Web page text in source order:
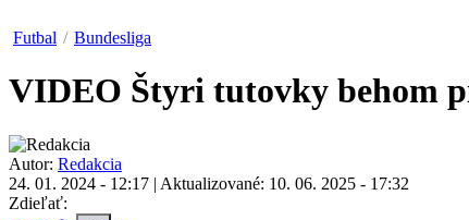
Futbal / Bundesliga
VIDEO Štyri tutovky behom
Autor: Redakcia
24. 01. 2024 - 12:17 | Aktualizované: 10. 06. 2025 - 17:32
Zdieľať: